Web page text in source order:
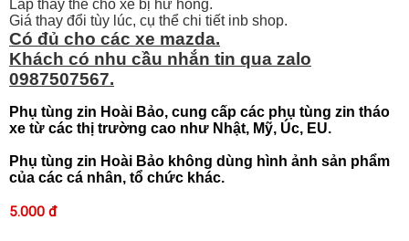
Lắp thay thế cho xe bị hư hỏng.
Giá thay đổi tùy lúc, cụ thể chi tiết inb shop.
Có đủ cho các xe mazda.
Khách có nhu cầu nhắn tin qua zalo
0987507567.
Phụ tùng zin Hoài Bảo, cung cấp các phụ tùng zin tháo
xe từ các thị trường cao như Nhật, Mỹ, Úc, EU.
Phụ tùng zin Hoài Bảo không dùng hình ảnh sản phẩm
của các cá nhân, tổ chức khác.
5.000 đ